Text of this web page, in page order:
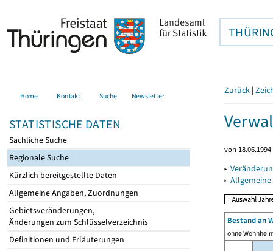
Home Kontakt Suche Newsletter
STATISTISCHE DATEN
Sachliche Suche
Regionale Suche
Kürzlich bereitgestellte Daten
Allgemeine Angaben, Zuordnungen
Gebietsveränderungen,
Änderungen zum Schlüsselverzeichnis
Definitionen und Erläuterungen
Zurück |
von
▸
▸
Bestand an
ohne